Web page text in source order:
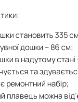
становить 335
дошки – 86 см;
в надутому стані
та
ремонтний набір;
плавець можна